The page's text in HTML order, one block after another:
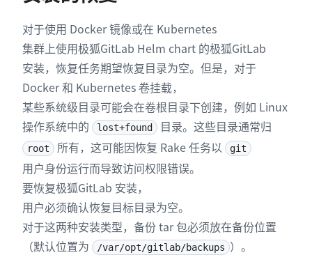
对于使用 Docker 镜像或在 Kubernetes
集群上使用极狐GitLab Helm chart 的极狐GitLab
安装，恢复任务期望恢复目录为空。但是，对于
Docker 和 Kubernetes 卷挂载，
某些系统级目录可能会在卷根目录下创建，例如 Linux
操作系统中的
lost+found 目录。这些目录通常归
root 所有，这可能因恢复 Rake 任务以 git
用户身份运行而导致访问权限错误。
要恢复极狐GitLab 安装，
用户必须确认恢复目标目录为空。
对于这两种安装类型，备份 tar 包必须放在备份位置
（默认位置为
/var/opt/gitlab/backups ）。